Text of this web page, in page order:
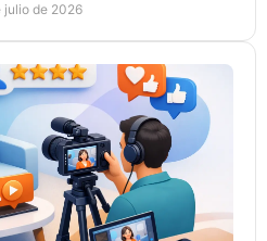
julio de 2026